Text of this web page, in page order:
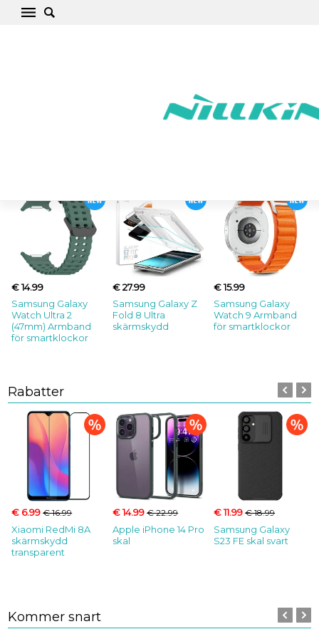
€ 14.99
Samsung Galaxy
Watch Ultra 2
(47mm) Armband
för smartklockor
€ 27.99
Samsung Galaxy Z
Fold 8 Ultra
skärmskydd
€ 15.99
Samsung Galaxy
Watch 9 Armband
för smartklockor
Rabatter
€ 6.99€ 16.99
Xiaomi RedMi 8A
skärmskydd
transparent
€ 14.99€ 22.99
Apple iPhone 14 Pro
skal
€ 11.99€ 18.99
Samsung Galaxy
S23 FE skal svart
Kommer snart